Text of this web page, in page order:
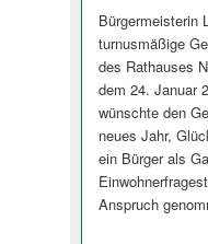
Bürgermeisterin
turnusmäßige
des Rathauses
dem 24. Januar
wünschte den
neues Jahr,
ein Bürger als
Anspruch